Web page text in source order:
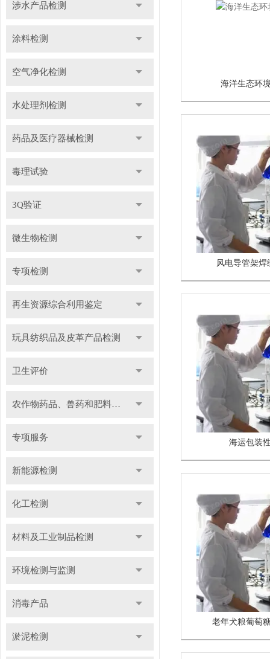
涉水产品检测
涂料检测
空气净化检测
水处理剂检测
药品及医疗器械检测
毒理试验
3Q验证
微生物检测
专项检测
再生资源综合利用鉴定
玩具纺织品及皮革产品检测
卫生评价
农作物药品、兽药和肥料检测
专项服务
新能源检测
化工检测
材料及工业制品检测
环境检测与监测
消毒产品
淤泥检测
海洋生态环
风电导管架焊
海运包装
老年犬粮葡萄